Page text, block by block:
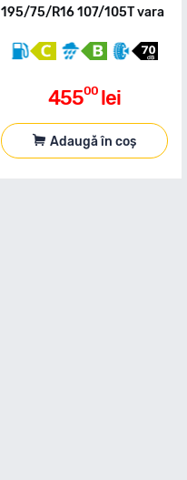
195/75/R16 107/105T vara
45500 lei
Adaugă în coș